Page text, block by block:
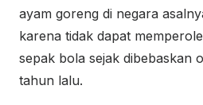
ayam goreng di negara
karena tidak dapat
sepak bola sejak dibebaskan
tahun lalu.